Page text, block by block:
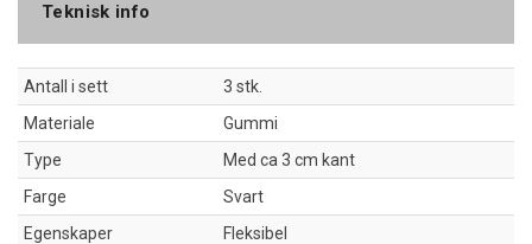
Teknisk info
Antall i sett
3 stk.
Materiale
Gummi
Type
Med ca 3 cm kant
Farge
Svart
Egenskaper
Fleksibel